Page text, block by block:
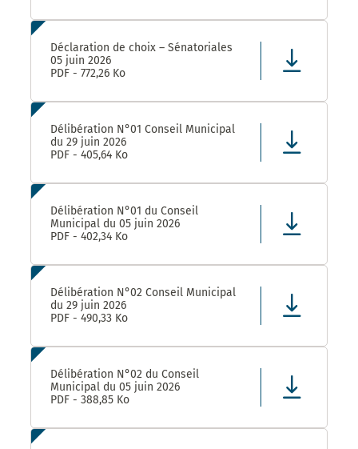
Déclaration de choix – Sénatoriales
05 juin 2026
PDF - 772,26 Ko
Délibération N°01 Conseil Municipal
du 29 juin 2026
PDF - 405,64 Ko
Délibération N°01 du Conseil
Municipal du 05 juin 2026
PDF - 402,34 Ko
Délibération N°02 Conseil Municipal
du 29 juin 2026
PDF - 490,33 Ko
Délibération N°02 du Conseil
Municipal du 05 juin 2026
PDF - 388,85 Ko